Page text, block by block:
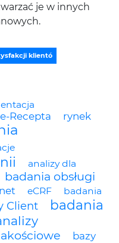
je w innych
klientó
e-Recepta
rynek
analizy dla
badania obsługi
eCRF
badania
Client
badania
bazy